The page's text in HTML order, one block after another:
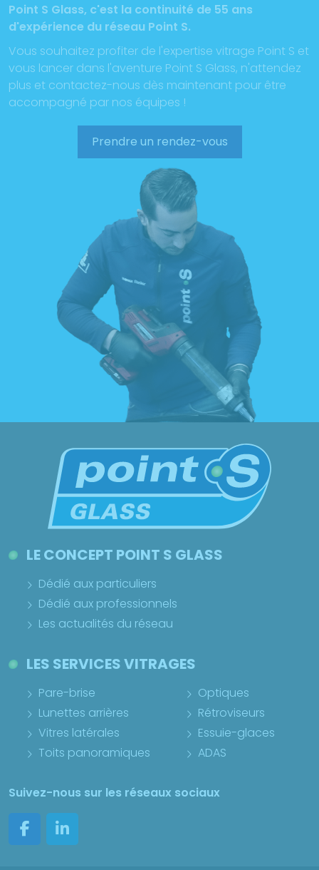
Point S Glass, c'est la continuité de 55 ans
d'expérience du réseau Point S.
Vous souhaitez profiter de l'expertise vitrage Point S et
vous lancer dans l'aventure Point S Glass, n'attendez
plus et contactez-nous dès maintenant pour être
accompagné par nos équipes !
Prendre un rendez-vous
LE CONCEPT POINT S GLASS
Dédié aux particuliers
Dédié aux professionnels
Les actualités du réseau
LES SERVICES VITRAGES
Pare-brise
Lunettes arrières
Vitres latérales
Toits panoramiques
Optiques
Rétroviseurs
Essuie-glaces
ADAS
Suivez-nous sur les réseaux sociaux